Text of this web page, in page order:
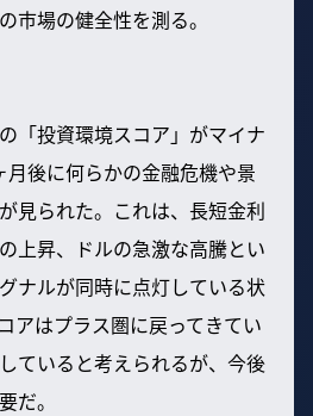
市場の健全性を測る。
「投資環境スコア」がマイナ
月後に何らかの金融危機や景
見られた。これは、長短金利
上昇、ドルの急激な高騰とい
ナルが同時に点灯している状
アはプラス圏に戻ってきてい
ていると考えられるが、今後
だ。